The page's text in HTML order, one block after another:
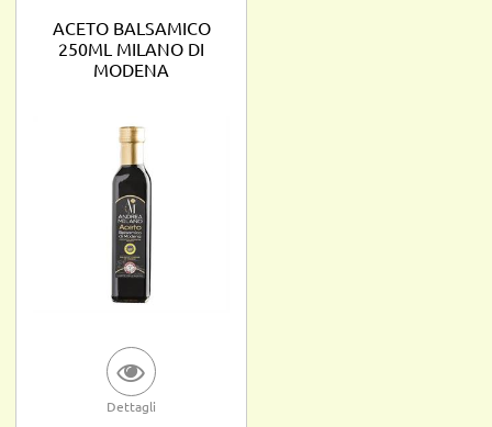
ACETO BALSAMICO
250ML MILANO DI
MODENA
Dettagli